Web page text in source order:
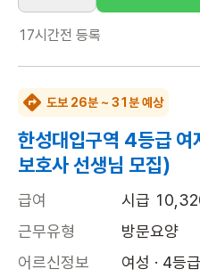
17시간전 등록
도보 26분 ~ 31분 예상
한성대입구역 4등급
보호사 선생님 모집)
급여
시급
근무유형
방문요양
어르신정보
여성 · 4등급